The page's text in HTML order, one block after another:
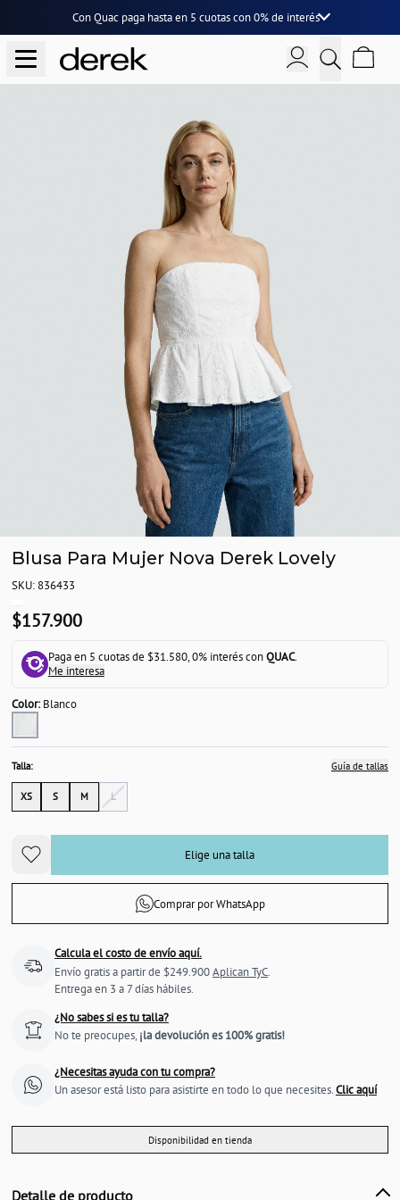
Con Quac paga hasta en 5 cuotascon0% de interés
Blusa Para Mujer Nova Derek Lovely
SKU: 836433
$157.900
Paga en 5 cuotas de $31.580, 0% interés conQUAC.
Me interesa
Color:Blanco
Talla: Guía de tallas
XS S M L
Elige una talla
Comprar por WhatsApp
Calcula el costo de envío aquí.
Envío gratis a partir de $249.900Aplican TyC.
Entrega en 3 a 7 días hábiles.
¿No sabes si es tu talla?
No te preocupes, ¡la devolución es 100% gratis!
¿Necesitas ayuda con tu compra?
Un asesor está listo para asistirte en todo lo que necesites.Clic aquí
Disponibilidad en tienda
Detalle de producto